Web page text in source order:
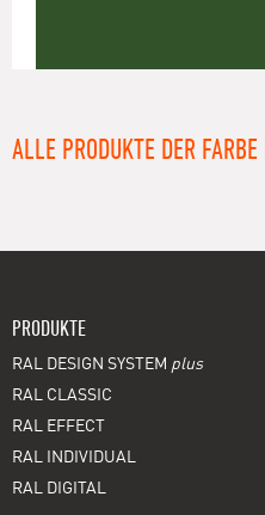
ALLE PRODUKTE DER
PRODUKTE
RAL DESIGN SYSTEM plus
RAL CLASSIC
RAL EFFECT
RAL INDIVIDUAL
RAL DIGITAL